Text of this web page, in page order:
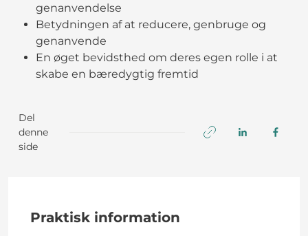
genanvendelse
Betydningen af at reducere, genbruge og
genanvende
En øget bevidsthed om deres egen rolle i at
skabe en bæredygtig fremtid
Del
denne
side
Praktisk information